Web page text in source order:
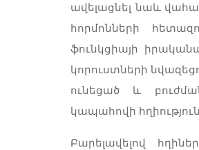
ավելացնել նաև
հորմոնների
ֆունկցիայի
կորուստների
ունեցած և
կապահովի
Բարելավելով